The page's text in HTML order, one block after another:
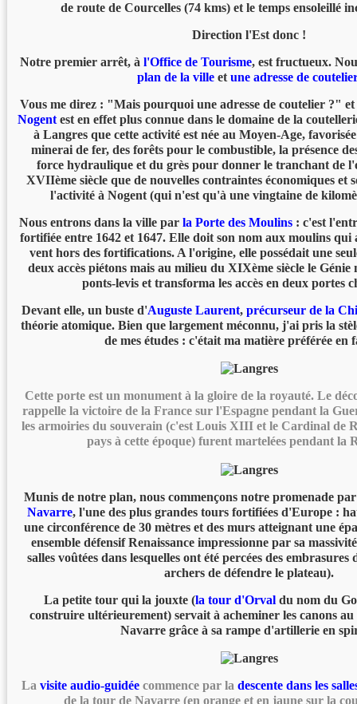
de route de Courcelles (74 kms) et le temps ensoleillé
Direction l'Est donc !
Notre premier arrêt, à l'Office de Tourisme, est fructueux.
plan de la ville etune adresse de
Vous me direz : "Mais pourquoi une adresse de coutelier ?"
Nogent est en effet plus connue dans le domaine de la
à Langres que cette activité est née au Moyen-Age,
minerai de fer, des forêts pour le combustible, la présence
force hydraulique et du grès pour donner le tranchant de
XVIIème siècle que de nouvelles contraintes économiques et
l'activité à Nogent (qui n'est qu'à une vingtaine de
Nous entrons dans la ville par la Porte des Moulins : c'est
fortifiée entre 1642 et 1647. Elle doit son nom aux moulins
vent hors des fortifications. A l'origine, elle possédait une
deux accès piétons mais au milieu du XIXème siècle le
ponts-levis et transforma les accès en deux portes
Devant elle, un buste d'Auguste Laurent,précurseur de la
théorie atomique. Bien que largement méconnu, j'ai pris la
de mes études : c'était ma matière préférée en
Cette porte est un monument à la gloire de la royauté. Le
rappelle la victoire de la France sur l'Espagne pendant la
les armoiries du souverain (c'est Louis XIII et le Cardinal de
pays à cette époque) furent martelées pendant la
Munis de notre plan, nous commençons notre promenade
Navarre, l'une des plus grandes tours fortifiées d'Europe :
une circonférence de 30 mètres et des murs atteignant une
ensemble défensif Renaissance impressionne par sa
salles voûtées dans lesquelles ont été percées des
archers de défendre le plateau).
La petite tour qui la jouxte (la tour d'Orval du nom du
construire ultérieurement) servait à acheminer les canons
Navarre grâce à sa rampe d'artillerie en
La visite audio-guidée commence par la descente dans les
de la tour de Navarre (en orange et en jaune sur la